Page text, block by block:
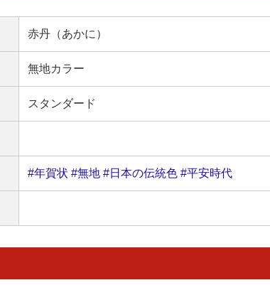
赤丹（あかに）
無地カラー
スタンダード
#年賀状 #無地 #日本の伝統色 #平安時代